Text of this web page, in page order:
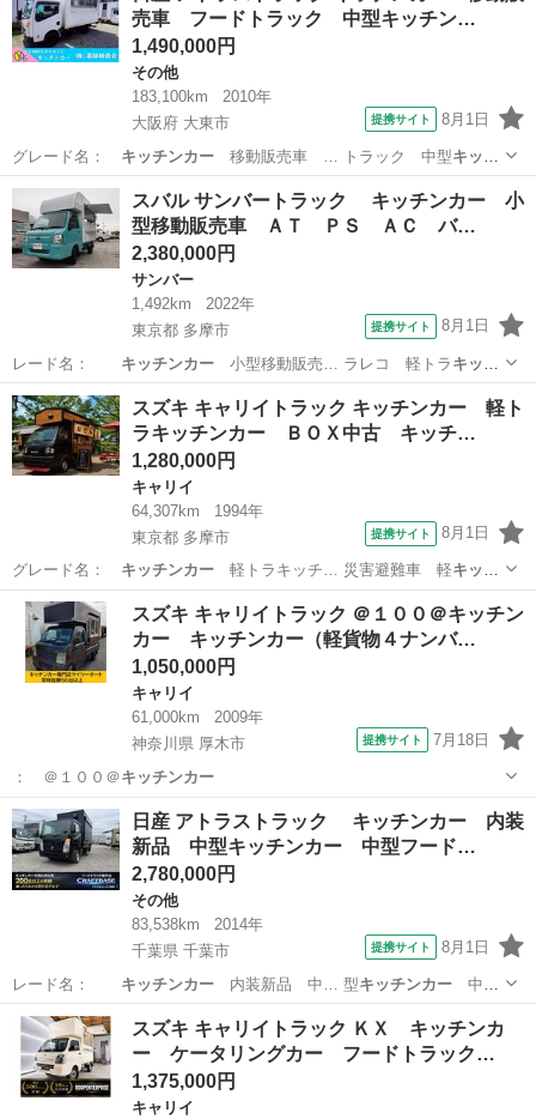
売車 フードトラック 中型キッチン…
1,490,000円
その他
183,100km
2010年
大阪府 大東市
提携サイト 8月1日
グレード名： キッチンカー移動販売車 … トラック 中型キッチ
ンカー中型移動販売…
大阪 大東市 その他
スバル サンバートラック キッチンカー 小
型移動販売車 ＡＴ ＰＳ ＡＣ バ…
2,380,000円
サンバー
1,492km
2022年
東京都 多摩市
提携サイト 8月1日
レード名： キッチンカー小型移動販売… ラレコ 軽トラ キッチ
ンカーＢＯＸ新品 … 作業台 軽キッチンカー■ 排気量：…
東京 多摩市 サンバー
スズキ キャリイトラック キッチンカー 軽ト
ラキッチンカー ＢＯＸ中古 キッチ…
1,280,000円
キャリイ
64,307km
1994年
東京都 多摩市
提携サイト 8月1日
グレード名： キッチンカー軽トラキッチ… 災害避難車 軽キッチ
ンカーバックモニタ…
東京 多摩市 キャリイ
スズキ キャリイトラック ＠１００＠キッチン
カー キッチンカー（軽貨物４ナンバ…
1,050,000円
キャリイ
61,000km
2009年
神奈川県 厚木市
提携サイト 7月18日
： ＠１００＠キッチンカー
神奈川 厚木市 キャリイ
日産 アトラストラック キッチンカー 内装
新品 中型キッチンカー 中型フード…
2,780,000円
その他
83,538km
2014年
千葉県 千葉市
提携サイト 8月1日
レード名： キッチンカー内装新品 中… 型キッチンカー中型
フードト… カー カスタムキッチンカーオリジナルキ…
千葉 千葉市 その他
スズキ キャリイトラック ＫＸ キッチンカ
ー ケータリングカー フードトラック…
1,375,000円
キャリイ